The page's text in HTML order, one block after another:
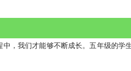
，我们才能够不断成长。五年级的学